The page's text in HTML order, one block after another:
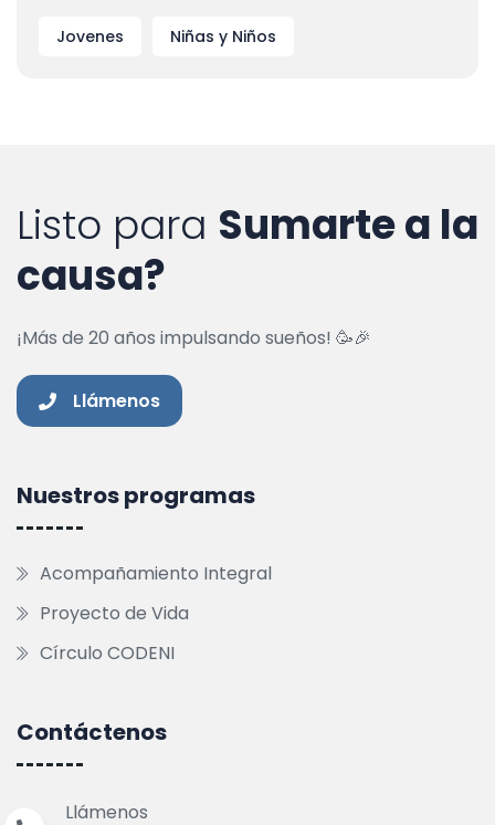
Jovenes Niñas y Niños
Listo para Sumarte a la
causa?
¡Más de 20 años impulsando sueños! 🥳🎉
Llámenos
Nuestros programas
Acompañamiento Integral
Proyecto de Vida
Círculo CODENI
Contáctenos
Llámenos